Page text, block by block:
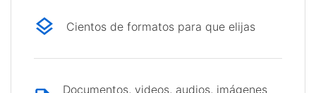
Cientos de formatos para que elijas
Documentos, videos, audios, imágenes